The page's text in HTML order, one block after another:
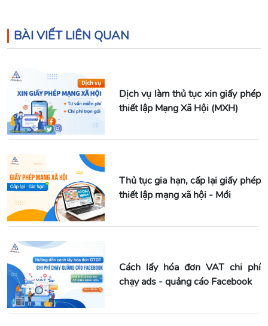
BÀI VIẾT LIÊN QUAN
Dịch vụ làm thủ tục xin giấy phép
thiết lập Mạng Xã Hội (MXH)
Thủ tục gia hạn, cấp lại giấy phép
thiết lập mạng xã hội - Mới
Cách lấy hóa đơn VAT chi phí
chạy ads - quảng cáo Facebook